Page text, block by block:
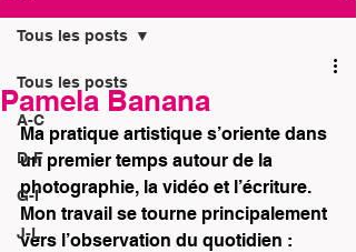
Tous les posts
A-C
D-F
G-I
J-L
Tous les posts
Pamela Banana
Ma pratique artistique s’oriente dans
un premier temps autour de la
photographie, la vidéo et l’écriture.
Mon travail se tourne principalement
vers l’observation du quotidien :